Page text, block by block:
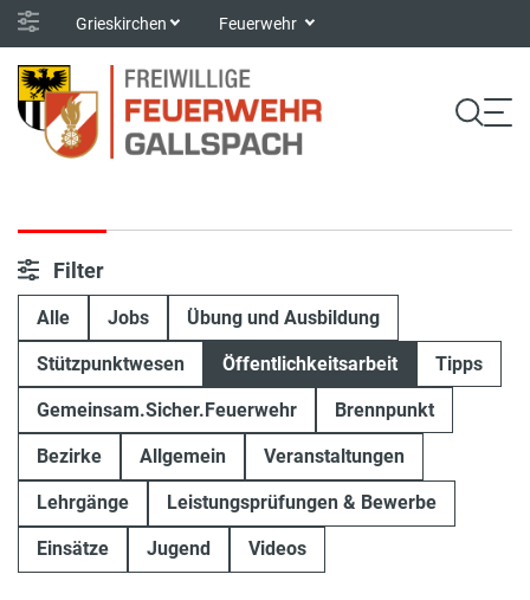
Grieskirchen Feuerwehr
Filter
Alle Jobs Übung und Ausbildung
Stützpunktwesen Öffentlichkeitsarbeit Tipps
Gemeinsam.Sicher.Feuerwehr Brennpunkt
Bezirke Allgemein Veranstaltungen
Lehrgänge Leistungsprüfungen & Bewerbe
Einsätze Jugend Videos